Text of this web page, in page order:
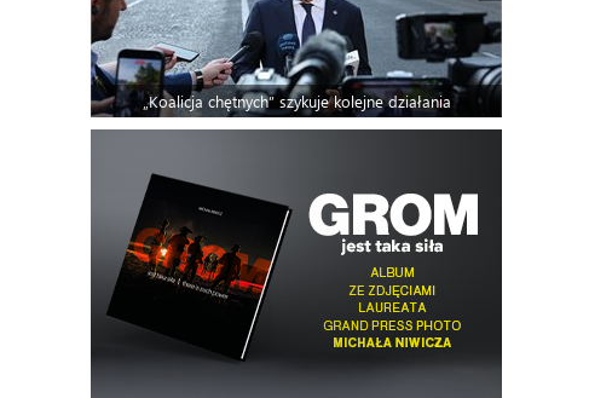
„Koalicja chętnych” szykuje kolejne działania